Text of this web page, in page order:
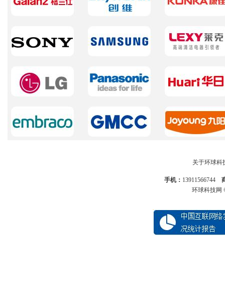
关于环球科
手机： 13911566744
环球科技网